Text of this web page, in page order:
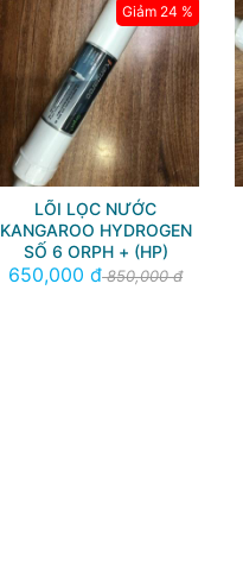
LÕI LỌC NƯỚC
KANGAROO HYDROGEN
SỐ 6 ORPH + (HP)
650,000 đ850,000 đ
Giảm 24 %